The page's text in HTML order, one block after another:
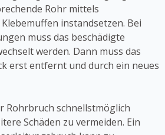
Rohr mittels
instandsetzen. Bei
muss das beschädigte
werden. Dann muss das
erst entfernt und durch ein neues
Rohrbruch schnellstmöglich
Schäden zu vermeiden. Ein